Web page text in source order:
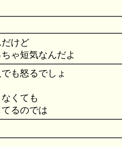
けど
ゃ短気なんだよ
も怒るでしょ
くても
るのでは